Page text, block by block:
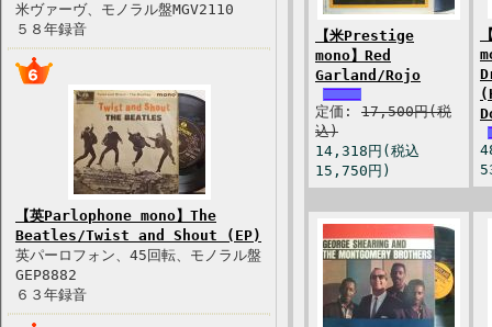
米ヴァーヴ、モノラル盤MGV2110
５８年録音
【英Parlophone mono】The
Beatles/Twist and Shout (EP)
英パーロフォン、45回転、モノラル盤
GEP8882
６３年録音
【米Prestige
mono】Red
Garland/Rojo
定価: 17,500円(税
込)
14,318円(税込
15,750円)